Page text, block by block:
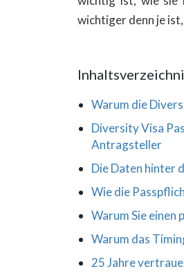
wichtiger denn je
Warum die
Diversity Visa
Antragsteller
Die Daten hinter
Wie die
Warum Sie einen
Warum das
25 Jahre